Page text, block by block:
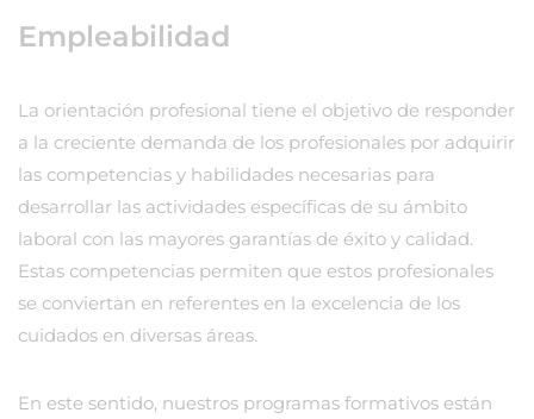
Empleabilidad
La orientación profesional tiene el objetivo de responder
a la creciente demanda de los profesionales por adquirir
las competencias y habilidades necesarias para
desarrollar las actividades específicas de su ámbito
laboral con las mayores garantías de éxito y calidad.
Estas competencias permiten que estos profesionales
se conviertan en referentes en la excelencia de los
cuidados en diversas áreas.
En este sentido, nuestros programas formativos están